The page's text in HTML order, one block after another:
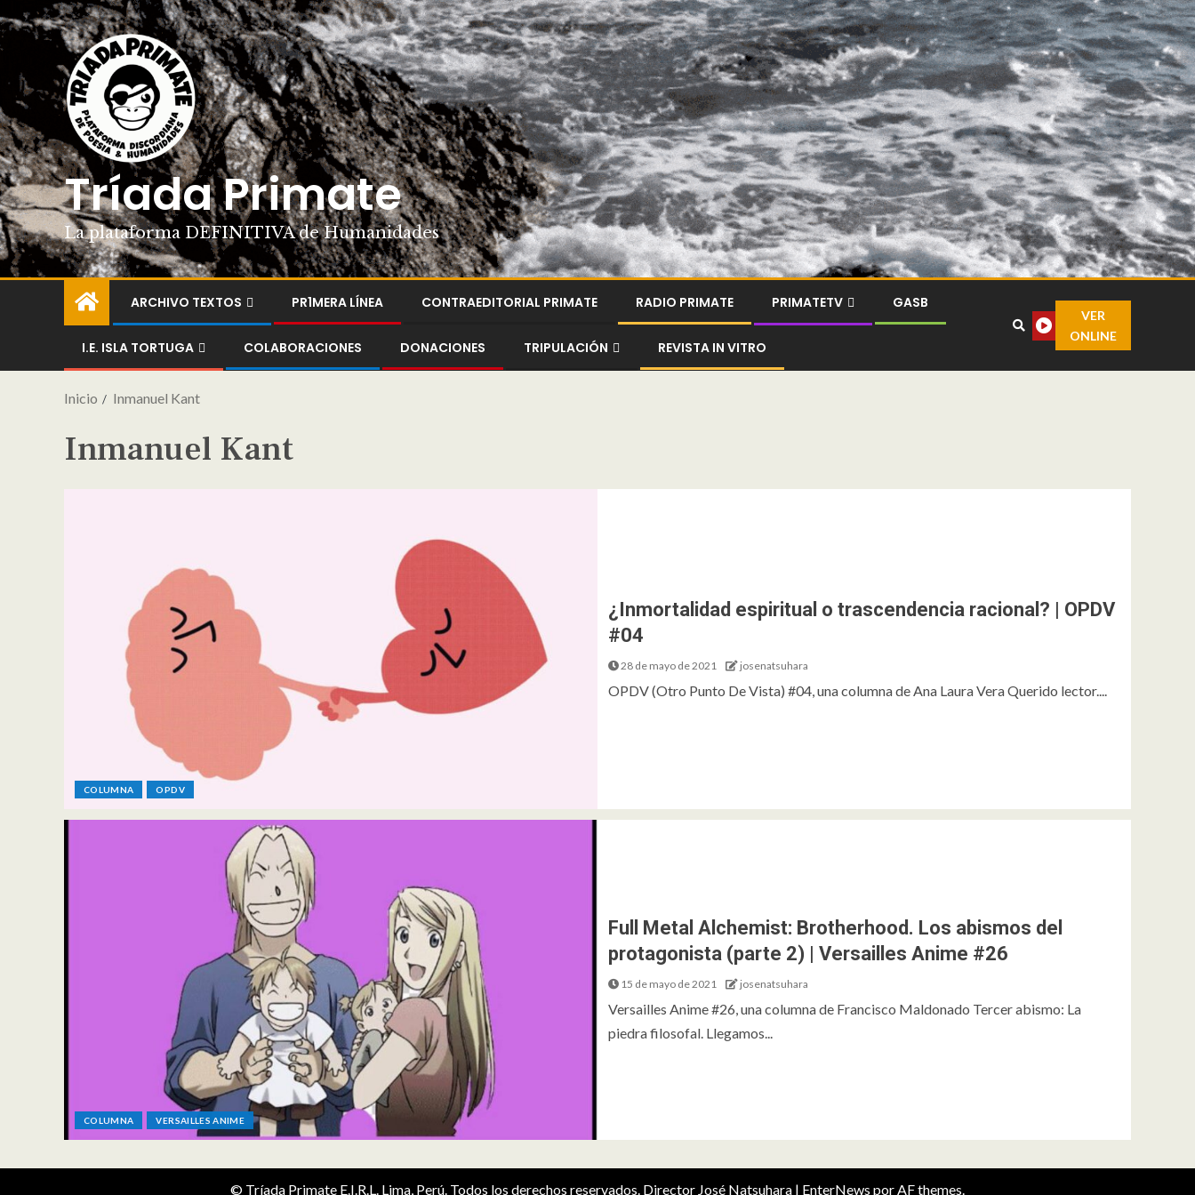
Tríada Primate
La plataforma DEFINITIVA de Humanidades
ARCHIVO TEXTOS PR1MERA LÍNEA CONTRAEDITORIAL PRIMATE RADIO PRIMATE PRIMATETV GASB
I.E. ISLA TORTUGA COLABORACIONES DONACIONES TRIPULACIÓN REVISTA IN VITRO
VER
ONLINE
Inicio Inmanuel Kant
Inmanuel Kant
COLUMNA OPDV
¿Inmortalidad espiritual o trascendencia racional? | OPDV
#04
28 de mayo de 2021 josenatsuhara
OPDV (Otro Punto De Vista) #04, una columna de Ana Laura Vera Querido lector....
COLUMNA VERSAILLES ANIME
Full Metal Alchemist: Brotherhood. Los abismos del
protagonista (parte 2) | Versailles Anime #26
15 de mayo de 2021 josenatsuhara
Versailles Anime #26, una columna de Francisco Maldonado Tercer abismo: La
piedra filosofal. Llegamos...
© Tríada Primate E.I.R.L. Lima, Perú. Todos los derechos reservados. Director José Natsuhara | EnterNews por AF themes.